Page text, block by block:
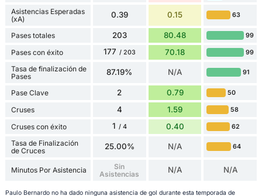
Asistencias Esperadas
(xA)
0.39 0.15 63
Pases totales 203 80.48 99
Pases con éxito 177 / 203 70.18 99
Tasa de finalización de
Pases
87.19% N/A 91
Pase Clave 2 0.79 50
Cruses 4 1.59 58
Cruses con éxito 1 / 4 0.40 62
Tasa de Finalización
de Cruces
25.00% N/A 64
Minutos Por Asistencia
Sin
Asistencias
N/A N/A
Paulo Bernardo no ha dado ninguna asistencia de gol durante esta temporada de